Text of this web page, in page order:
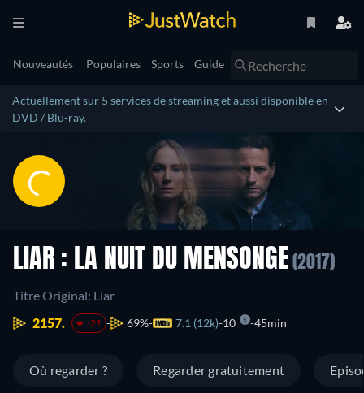
Nouveautés Populaires Sports Guide
Actuellement sur 5 services de streaming et aussi disponible en
DVD / Blu-ray.
LIAR : LA NUIT DU MENSONGE (2017)
Titre Original: Liar
2157.
-21 69% 7.1 (12k) 10 45min
Où regarder ? Regarder gratuitement